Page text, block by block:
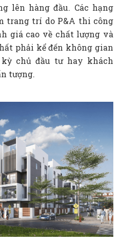
lên hàng đầu. Các hạng
trang trí do P&A thi công
giá cao về chất lượng và
phải kể đến không gian
chủ đầu tư hay khách
tượng.